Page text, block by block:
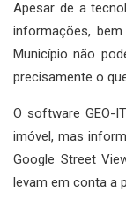
Apesar de a
informações,
Município não
precisamente o
O software GEO-
imóvel, mas
Google Street
levam em conta a